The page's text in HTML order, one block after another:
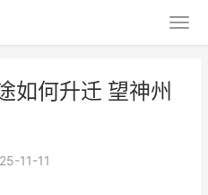
如何升迁 望神州
11-11